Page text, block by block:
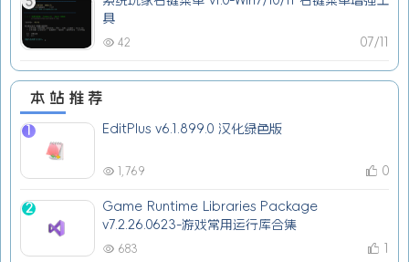
具
07/11
42
本站推荐
1 EditPlus v6.1.899.0 汉化绿色版
1,769 0
2
Game Runtime Libraries Package
v7.2.26.0623-游戏常用运行库合集
683 1